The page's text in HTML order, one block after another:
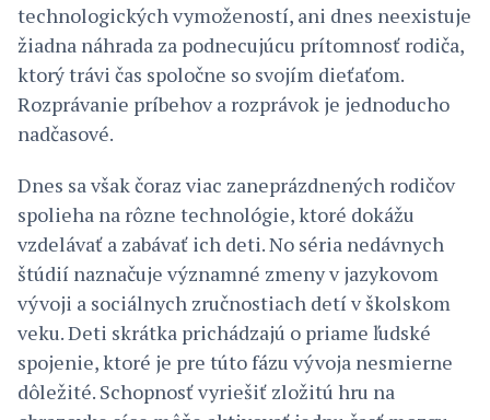
technologických vymožeností, ani dnes neexistuje
žiadna náhrada za podnecujúcu prítomnosť rodiča,
ktorý trávi čas spoločne so svojím dieťaťom.
Rozprávanie príbehov a rozprávok je jednoducho
nadčasové.
Dnes sa však čoraz viac zaneprázdnených rodičov
spolieha na rôzne technológie, ktoré dokážu
vzdelávať a zabávať ich deti. No séria nedávnych
štúdií naznačuje významné zmeny v jazykovom
vývoji a sociálnych zručnostiach detí v školskom
veku. Deti skrátka prichádzajú o priame ľudské
spojenie, ktoré je pre túto fázu vývoja nesmierne
dôležité. Schopnosť vyriešiť zložitú hru na